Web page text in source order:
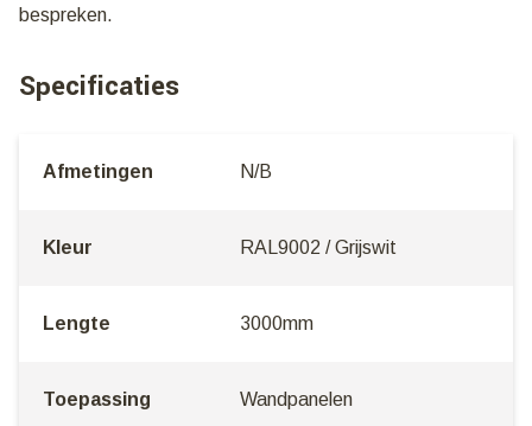
bespreken.
Specificaties
Afmetingen N/B
Kleur RAL9002 / Grijswit
Lengte 3000mm
Toepassing Wandpanelen